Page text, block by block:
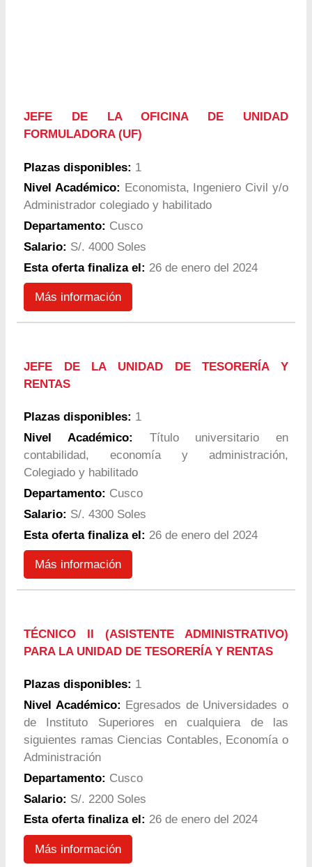
JEFE DE LA OFICINA DE UNIDAD
FORMULADORA (UF)
Plazas disponibles: 1
Nivel Académico: Economista, Ingeniero Civil y/o
Administrador colegiado y habilitado
Departamento: Cusco
Salario: S/. 4000 Soles
Esta oferta finaliza el: 26 de enero del 2024
Más información
JEFE DE LA UNIDAD DE TESORERÍA Y
RENTAS
Plazas disponibles: 1
Nivel Académico: Título universitario en
contabilidad, economía y administración,
Colegiado y habilitado
Departamento: Cusco
Salario: S/. 4300 Soles
Esta oferta finaliza el: 26 de enero del 2024
Más información
TÉCNICO II (ASISTENTE ADMINISTRATIVO)
PARA LA UNIDAD DE TESORERÍA Y RENTAS
Plazas disponibles: 1
Nivel Académico: Egresados de Universidades o
de Instituto Superiores en cualquiera de las
siguientes ramas Ciencias Contables, Economía o
Administración
Departamento: Cusco
Salario: S/. 2200 Soles
Esta oferta finaliza el: 26 de enero del 2024
Más información